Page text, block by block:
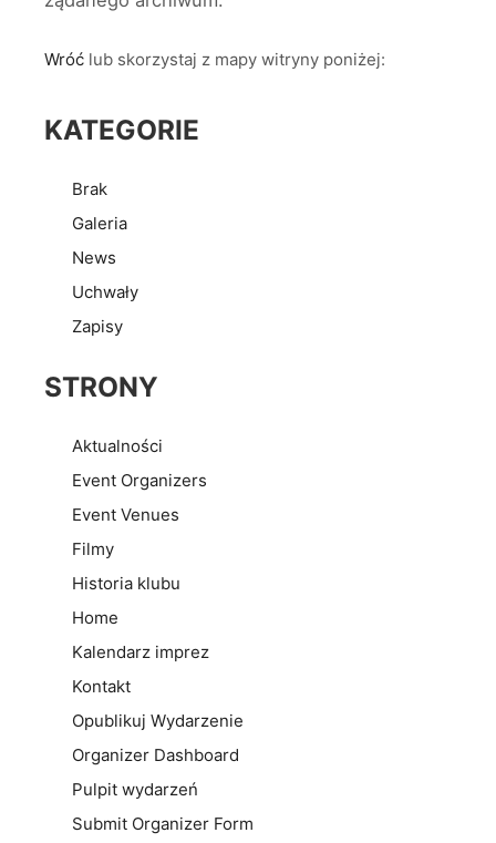
Wróć lub skorzystaj z mapy witryny poniżej:
KATEGORIE
Brak
Galeria
News
Uchwały
Zapisy
STRONY
Aktualności
Event Organizers
Event Venues
Filmy
Historia klubu
Home
Kalendarz imprez
Kontakt
Opublikuj Wydarzenie
Organizer Dashboard
Pulpit wydarzeń
Submit Organizer Form